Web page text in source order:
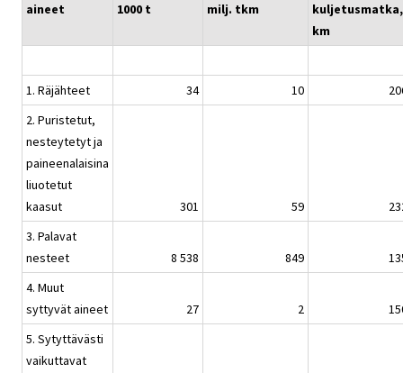
aineet
1000 t
milj. tkm
kuljetusmatka,
km
1. Räjähteet 34 10
2. Puristetut,
nesteytetyt ja
paineenalaisina
liuotetut
kaasut
301 59
3. Palavat
nesteet
8 538 849
4. Muut
syttyvät aineet
27 2
5. Sytyttävästi
vaikuttavat